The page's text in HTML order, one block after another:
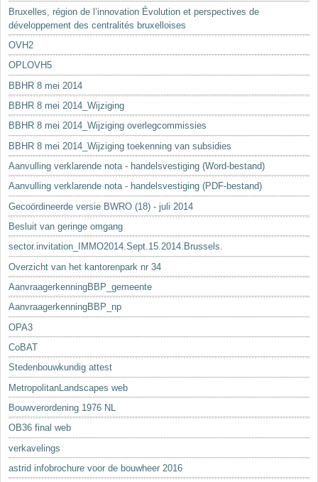
Bruxelles, région de l’innovation Évolution et perspectives de
développement des centralités bruxelloises
OVH2
OPLOVH5
BBHR 8 mei 2014
BBHR 8 mei 2014_Wijziging
BBHR 8 mei 2014_Wijziging overlegcommissies
BBHR 8 mei 2014_Wijziging toekenning van subsidies
Aanvulling verklarende nota - handelsvestiging (Word-bestand)
Aanvulling verklarende nota - handelsvestiging (PDF-bestand)
Gecoördineerde versie BWRO (18) - juli 2014
Besluit van geringe omgang
sector.invitation_IMMO2014.Sept.15.2014.Brussels.
Overzicht van het kantorenpark nr 34
AanvraagerkenningBBP_gemeente
AanvraagerkenningBBP_np
OPA3
CoBAT
Stedenbouwkundig attest
MetropolitanLandscapes web
Bouwverordening 1976 NL
OB36 final web
verkavelings
astrid infobrochure voor de bouwheer 2016